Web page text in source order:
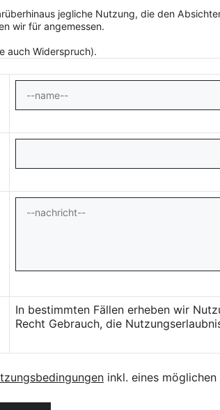
jegliche Nutzung, die den
wir für angemessen.
auch Widerspruch).
In bestimmten Fällen erheben wir
Recht Gebrauch, die
inkl. eines möglichen